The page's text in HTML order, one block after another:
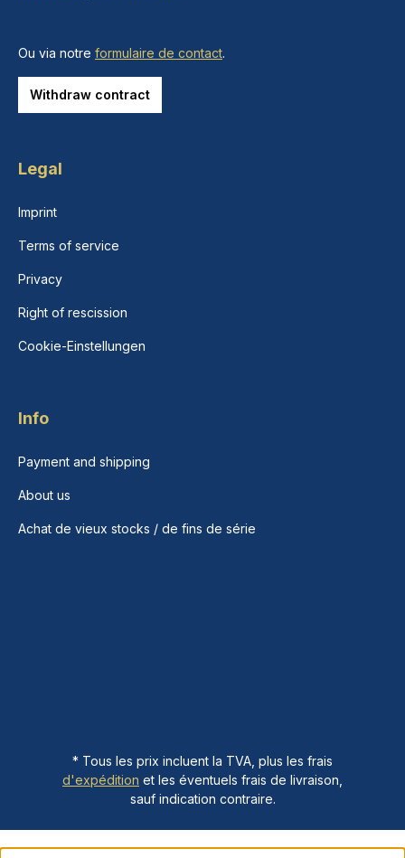
Ou via notre formulaire de contact.
Withdraw contract
Legal
Imprint
Terms of service
Privacy
Right of rescission
Cookie-Einstellungen
Info
Payment and shipping
About us
Achat de vieux stocks / de fins de série
* Tous les prix incluent la TVA, plus les frais
d'expédition et les éventuels frais de livraison,
sauf indication contraire.